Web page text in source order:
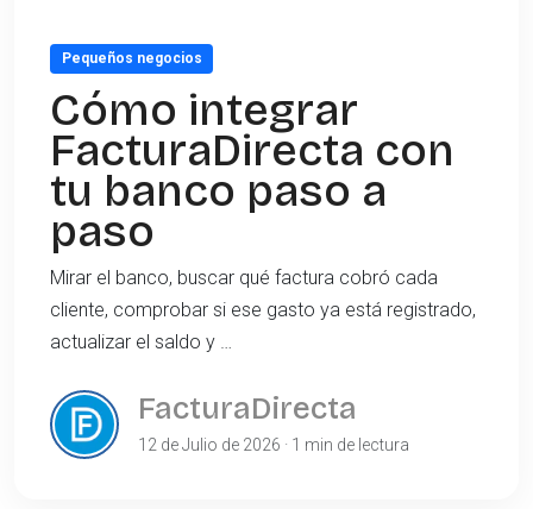
Pequeños negocios
Cómo integrar
FacturaDirecta con
tu banco paso a
paso
Mirar el banco, buscar qué factura cobró cada
cliente, comprobar si ese gasto ya está registrado,
actualizar el saldo y …
FacturaDirecta
12 de Julio de 2026 · 1 min de lectura